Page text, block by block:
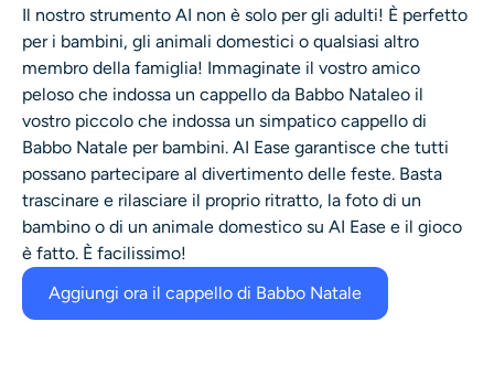
Il nostro strumento AI non è solo per gli adulti! È perfetto
per i bambini, gli animali domestici o qualsiasi altro
membro della famiglia! Immaginate il vostro amico
peloso che indossa un cappello da Babbo Nataleo il
vostro piccolo che indossa un simpatico cappello di
Babbo Natale per bambini. AI Ease garantisce che tutti
possano partecipare al divertimento delle feste. Basta
trascinare e rilasciare il proprio ritratto, la foto di un
bambino o di un animale domestico su AI Ease e il gioco
è fatto. È facilissimo!
Aggiungi ora il cappello di Babbo Natale